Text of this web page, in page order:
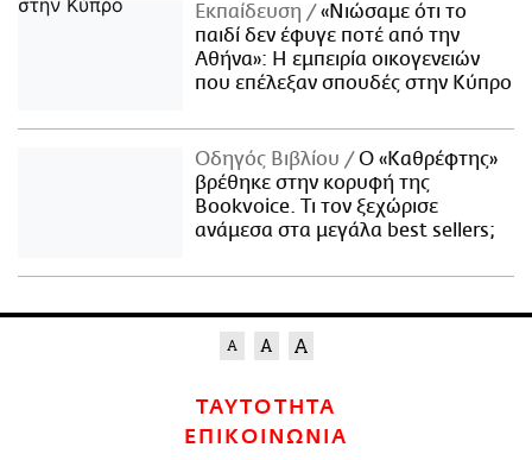
Εκπαίδευση
«Νιώσαμε ότι το
παιδί δεν έφυγε ποτέ από την
Αθήνα»: Η εμπειρία οικογενειών
που επέλεξαν σπουδές στην Κύπρο
Οδηγός Βιβλίου
Ο «Καθρέφτης»
βρέθηκε στην κορυφή της
Bookvoice. Τι τον ξεχώρισε
ανάμεσα στα μεγάλα best sellers;
ΤΑΥΤΟΤΗΤΑ
ΕΠΙΚΟΙΝΩΝΙΑ